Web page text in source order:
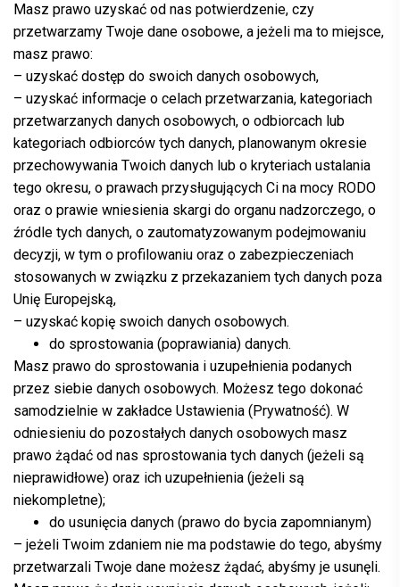
Masz prawo uzyskać od nas potwierdzenie, czy
przetwarzamy Twoje dane osobowe, a jeżeli ma to miejsce,
masz prawo:
– uzyskać dostęp do swoich danych osobowych,
– uzyskać informacje o celach przetwarzania, kategoriach
przetwarzanych danych osobowych, o odbiorcach lub
kategoriach odbiorców tych danych, planowanym okresie
przechowywania Twoich danych lub o kryteriach ustalania
tego okresu, o prawach przysługujących Ci na mocy RODO
oraz o prawie wniesienia skargi do organu nadzorczego, o
źródle tych danych, o zautomatyzowanym podejmowaniu
decyzji, w tym o profilowaniu oraz o zabezpieczeniach
stosowanych w związku z przekazaniem tych danych poza
Unię Europejską,
– uzyskać kopię swoich danych osobowych.
do sprostowania (poprawiania) danych.
Masz prawo do sprostowania i uzupełnienia podanych
przez siebie danych osobowych. Możesz tego dokonać
samodzielnie w zakładce Ustawienia (Prywatność). W
odniesieniu do pozostałych danych osobowych masz
prawo żądać od nas sprostowania tych danych (jeżeli są
nieprawidłowe) oraz ich uzupełnienia (jeżeli są
niekompletne);
do usunięcia danych (prawo do bycia zapomnianym)
– jeżeli Twoim zdaniem nie ma podstawie do tego, abyśmy
przetwarzali Twoje dane możesz żądać, abyśmy je usunęli.